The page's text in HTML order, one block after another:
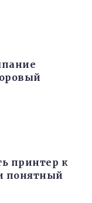
принтер к
понятный